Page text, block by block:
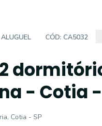
ALUGUEL CÓD: CA5032
- Cotia -
Cotia - SP